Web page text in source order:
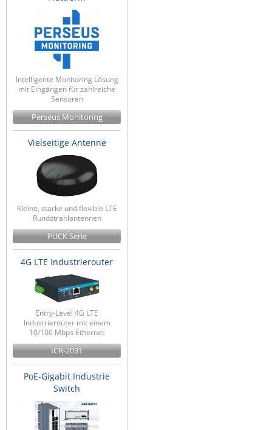
Intelligente Monitoring Lösung
mit Eingängen für zahlreiche
Sensoren
Perseus Monitoring
Vielseitige Antenne
Kleine, starke und flexible LTE
Rundstrahlantennen
PUCK Serie
4G LTE Industrierouter
Entry-Level 4G LTE
Industrierouter mit einem
10/100 Mbps Ethernet
ICR-2031
PoE-Gigabit Industrie
Switch